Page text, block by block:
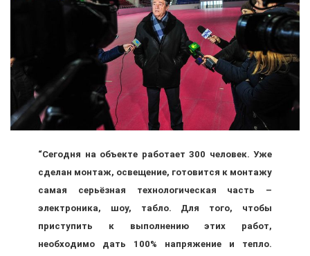
“Сегодня на объекте работает 300 человек. Уже
сделан монтаж, освещение, готовится к монтажу
самая серьёзная технологическая часть –
электроника, шоу, табло. Для того, чтобы
приступить к выполнению этих работ,
необходимо дать 100% напряжение и тепло.